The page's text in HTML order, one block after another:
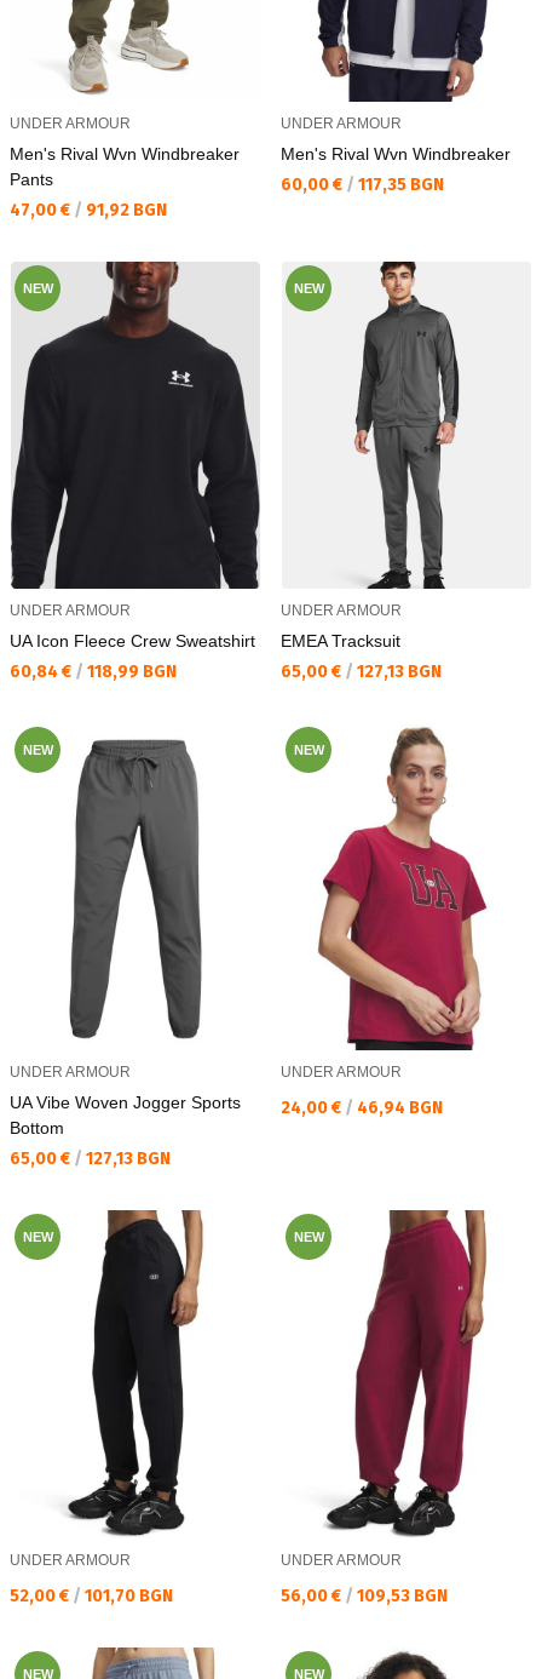
UNDER ARMOUR
Men's Rival Wvn Windbreaker
Pants
Текуща цена:
47,00 € / 91,92 BGN
UNDER ARMOUR
Men's Rival Wvn Windbreaker
Текуща цена:
60,00 € / 117,35 BGN
NEW
UNDER ARMOUR
UA Icon Fleece Crew Sweatshirt
Текуща цена:
60,84 € / 118,99 BGN
NEW
UNDER ARMOUR
EMEA Tracksuit
Текуща цена:
65,00 € / 127,13 BGN
NEW
UNDER ARMOUR
UA Vibe Woven Jogger Sports
Bottom
Текуща цена:
65,00 € / 127,13 BGN
NEW
UNDER ARMOUR
Текуща цена:
24,00 € / 46,94 BGN
NEW
UNDER ARMOUR
Текуща цена:
52,00 € / 101,70 BGN
NEW
UNDER ARMOUR
Текуща цена:
56,00 € / 109,53 BGN
NEW NEW